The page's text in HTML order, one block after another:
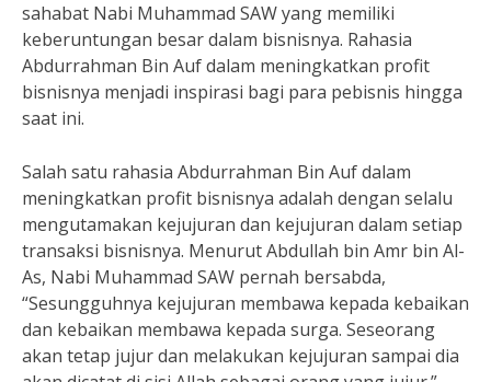
sahabat Nabi Muhammad SAW yang memiliki
keberuntungan besar dalam bisnisnya. Rahasia
Abdurrahman Bin Auf dalam meningkatkan profit
bisnisnya menjadi inspirasi bagi para pebisnis hingga
saat ini.
Salah satu rahasia Abdurrahman Bin Auf dalam
meningkatkan profit bisnisnya adalah dengan selalu
mengutamakan kejujuran dan kejujuran dalam setiap
transaksi bisnisnya. Menurut Abdullah bin Amr bin Al-
As, Nabi Muhammad SAW pernah bersabda,
“Sesungguhnya kejujuran membawa kepada kebaikan
dan kebaikan membawa kepada surga. Seseorang
akan tetap jujur dan melakukan kejujuran sampai dia